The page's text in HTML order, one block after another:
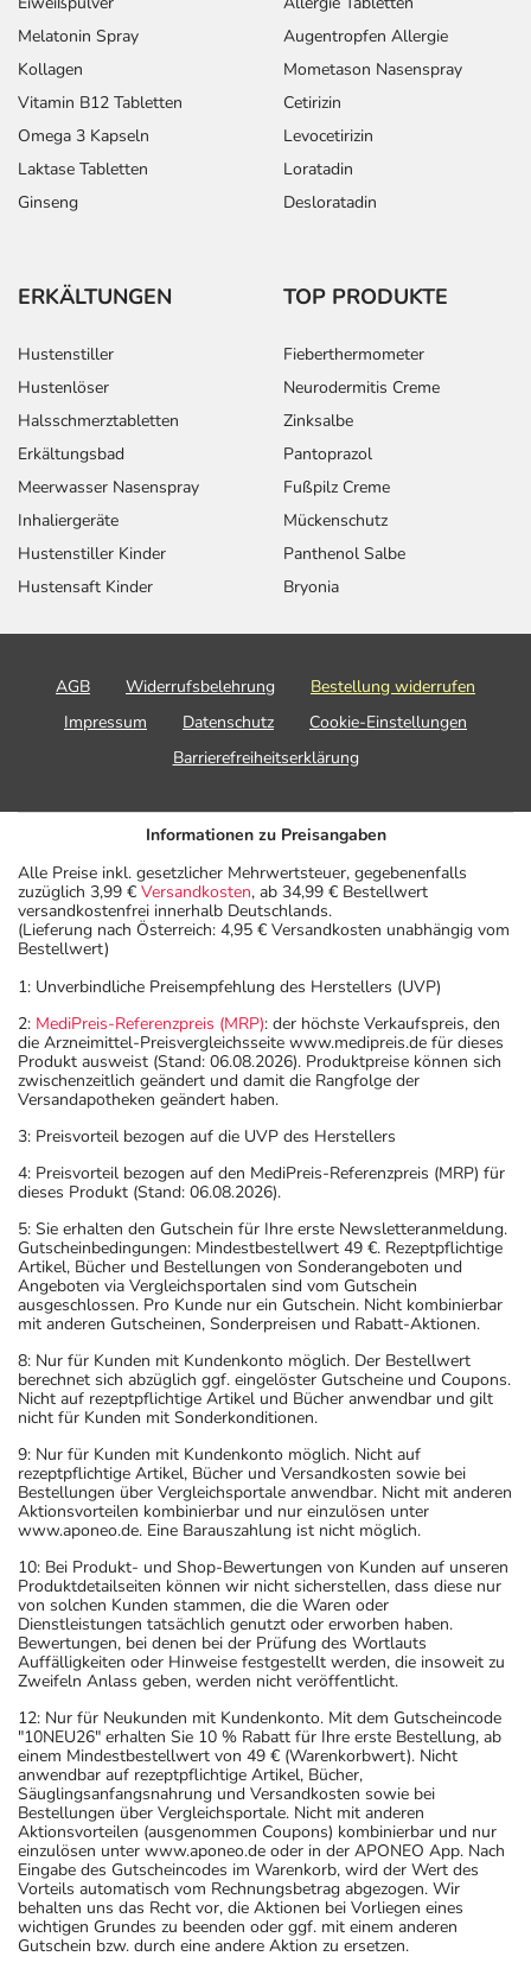
gewissenhafte Dosierung. Im Zweifelsfalle fragen Sie
Ihren Arzt oder Apotheker nach etwaigen Auswirkungen
oder Vorsichtsmaßnahmen.
Eine vom Arzt verordnete Dosierung kann von den
Angaben der Packungsbeilage abweichen. Da der Arzt sie
Aufbewahrung
Aufbewahrung
Das Arzneimittel muss
- vor Feuchtigkeit geschützt (z.B. im fest verschlossenen
Behältnis)
- im Dunkeln (z.B. im Umkarton)
aufbewahrt werden.
Wichtige Hinweise
Was sollten Sie beachten?
Einnahme sollten Sie deshalb zusätzliche Maßnahmen zur
Empfängnisverhütung treffen.
- Das Arzneimittel darf nicht vorzeitig abgesetzt werden,
weil sonst mit einem (erneuten) Ausbruch der Krankheit
- Vorsicht bei Allergie gegen das Antibiotikum Penicillin
oder Cephalosporin!
- Vorsicht bei Clavulansäure-Allergie!
- Vorsicht bei Allergie gegen Propylenglykol und ähnliche
Stoffe!
- Vorsicht bei Allergie gegen Polyethylenglykol(PEG)-
haltige Stoffe!
- Es kann Arzneimittel geben, mit denen
Wechselwirkungen auftreten. Sie sollten deswegen
generell vor der Behandlung mit einem neuen
Arzneimittel jedes andere, das Sie bereits anwenden,
dem Arzt oder Apotheker angeben. Das gilt auch für
anwenden oder deren Anwendung schon einige Zeit
Bitte verwenden Sie dieses Arzneimittel nicht mehr nach
dem auf der Packung oder der Umverpackung
angegebenen Verfallsdatum. Das Verfallsdatum bezieht
sich auf den letzten Tag des angegebenen Monats.
Melatonin Spray
Kollagen
Vitamin B12 Tabletten
Omega 3 Kapseln
Laktase Tabletten
Ginseng
Augentropfen Allergie
Mometason Nasenspray
Cetirizin
Levocetirizin
Loratadin
Desloratadin
ERKÄLTUNGEN
Hustenstiller
Hustenlöser
Halsschmerztabletten
Erkältungsbad
Meerwasser Nasenspray
Inhaliergeräte
Hustenstiller Kinder
Hustensaft Kinder
TOP PRODUKTE
Fieberthermometer
Neurodermitis Creme
Zinksalbe
Pantoprazol
Fußpilz Creme
Mückenschutz
Panthenol Salbe
Bryonia
AGB Widerrufsbelehrung
Bestellung widerrufen
Impressum
Datenschutz
Cookie-Einstellungen
Barrierefreiheitserklärung
Informationen zu Preisangaben
Alle Preise inkl. gesetzlicher Mehrwertsteuer, gegebenenfalls
zuzüglich 3,99 € Versandkosten, ab 34,99 € Bestellwert
versandkostenfrei innerhalb Deutschlands.
(Lieferung nach Österreich: 4,95 € Versandkosten unabhängig vom
Bestellwert)
1: Unverbindliche Preisempfehlung des Herstellers (UVP)
2: MediPreis-Referenzpreis (MRP): der höchste Verkaufspreis, den
die Arzneimittel-Preisvergleichsseite www.medipreis.de für dieses
Produkt ausweist (Stand: 06.08.2026). Produktpreise können sich
zwischenzeitlich geändert und damit die Rangfolge der
Versandapotheken geändert haben.
3: Preisvorteil bezogen auf die UVP des Herstellers
4: Preisvorteil bezogen auf den MediPreis-Referenzpreis (MRP) für
dieses Produkt (Stand: 06.08.2026).
5: Sie erhalten den Gutschein für Ihre erste Newsletteranmeldung.
Gutscheinbedingungen: Mindestbestellwert 49 €. Rezeptpflichtige
Artikel, Bücher und Bestellungen von Sonderangeboten und
Angeboten via Vergleichsportalen sind vom Gutschein
ausgeschlossen. Pro Kunde nur ein Gutschein. Nicht kombinierbar
mit anderen Gutscheinen, Sonderpreisen und Rabatt-Aktionen.
8: Nur für Kunden mit Kundenkonto möglich. Der Bestellwert
berechnet sich abzüglich ggf. eingelöster Gutscheine und Coupons.
Nicht auf rezeptpflichtige Artikel und Bücher anwendbar und gilt
nicht für Kunden mit Sonderkonditionen.
9: Nur für Kunden mit Kundenkonto möglich. Nicht auf
rezeptpflichtige Artikel, Bücher und Versandkosten sowie bei
Bestellungen über Vergleichsportale anwendbar. Nicht mit anderen
Aktionsvorteilen kombinierbar und nur einzulösen unter
www.aponeo.de. Eine Barauszahlung ist nicht möglich.
10: Bei Produkt- und Shop-Bewertungen von Kunden auf unseren
Produktdetailseiten können wir nicht sicherstellen, dass diese nur
von solchen Kunden stammen, die die Waren oder
Dienstleistungen tatsächlich genutzt oder erworben haben.
Bewertungen, bei denen bei der Prüfung des Wortlauts
Auffälligkeiten oder Hinweise festgestellt werden, die insoweit zu
Zweifeln Anlass geben, werden nicht veröffentlicht.
12: Nur für Neukunden mit Kundenkonto. Mit dem Gutscheincode
"10NEU26" erhalten Sie 10 % Rabatt für Ihre erste Bestellung, ab
einem Mindestbestellwert von 49 € (Warenkorbwert). Nicht
anwendbar auf rezeptpflichtige Artikel, Bücher,
Säuglingsanfangsnahrung und Versandkosten sowie bei
Bestellungen über Vergleichsportale. Nicht mit anderen
Aktionsvorteilen (ausgenommen Coupons) kombinierbar und nur
einzulösen unter www.aponeo.de oder in der APONEO App. Nach
Eingabe des Gutscheincodes im Warenkorb, wird der Wert des
Vorteils automatisch vom Rechnungsbetrag abgezogen. Wir
behalten uns das Recht vor, die Aktionen bei Vorliegen eines
wichtigen Grundes zu beenden oder ggf. mit einem anderen
Gutschein bzw. durch eine andere Aktion zu ersetzen.